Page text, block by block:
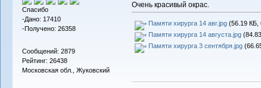
Спасибо
-Дано: 17410
-Получено: 26358
Сообщений: 2879
Рейтинг: 26438
Московская обл., Жуковский
Очень красивый окрас.
Памяти хирурга 14 авг.jpg(56.19 КБ,
Памяти хирурга 14 августа.jpg
Памяти хирурга 3 сентября.jpg